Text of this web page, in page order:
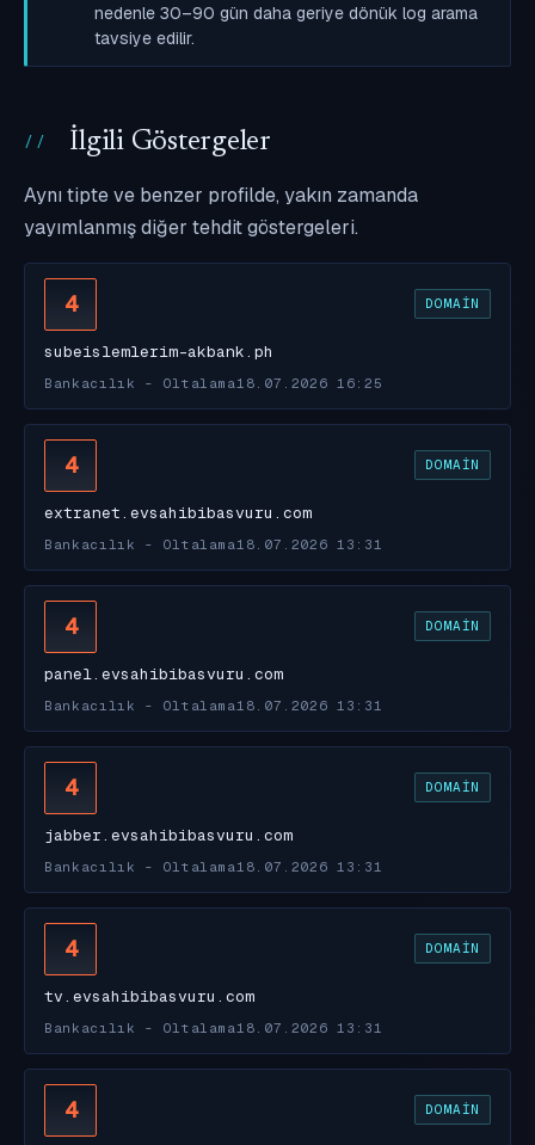
nedenle 30–90 gün daha geriye dönük log arama
tavsiye edilir.
İlgili Göstergeler
Aynı tipte ve benzer profilde, yakın zamanda
yayımlanmış diğer tehdit göstergeleri.
4 DOMAIN
subeislemlerim-akbank.ph
Bankacılık - Oltalama 18.07.2026 16:25
4 DOMAIN
extranet.evsahibibasvuru.com
Bankacılık - Oltalama 18.07.2026 13:31
4 DOMAIN
panel.evsahibibasvuru.com
Bankacılık - Oltalama 18.07.2026 13:31
4 DOMAIN
jabber.evsahibibasvuru.com
Bankacılık - Oltalama 18.07.2026 13:31
4 DOMAIN
tv.evsahibibasvuru.com
Bankacılık - Oltalama 18.07.2026 13:31
4 DOMAIN